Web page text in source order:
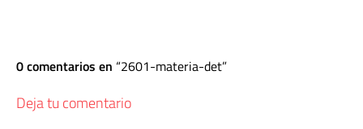
0 comentarios en 2601-materia-det
Deja tu comentario